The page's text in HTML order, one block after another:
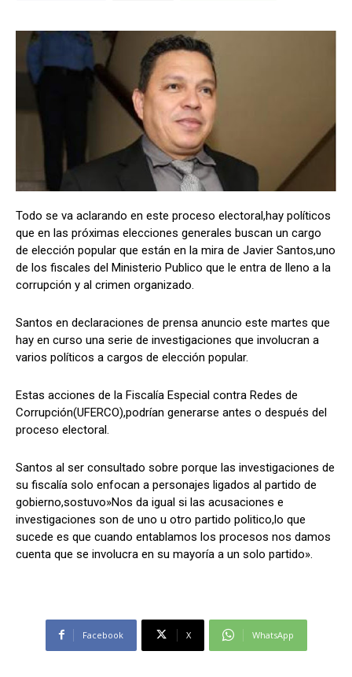
Noticias
Contáctenos
Suscríbase a nuestro boletín
Manténgase informado de nuestro contenido, recibiendo
noticias directamente en su correo electrónico.
Suscribirse
Comparta
Facebook X WhatsApp
Síganos
Noticias
Contáctenos
Suscríbase a nuestro boletín
Manténgase informado de nuestro contenido, recibiendo
noticias directamente en su correo electrónico.
Suscribirse
Comparta
Facebook X WhatsApp
Síganos
Todo se va aclarando en este proceso electoral,hay políticos
que en las próximas elecciones generales buscan un cargo
de elección popular que están en la mira de Javier Santos,uno
de los fiscales del Ministerio Publico que le entra de lleno a la
corrupción y al crimen organizado.
Santos en declaraciones de prensa anuncio este martes que
hay en curso una serie de investigaciones que involucran a
varios políticos a cargos de elección popular.
Estas acciones de la Fiscalía Especial contra Redes de
Corrupción(UFERCO),podrían generarse antes o después del
proceso electoral.
Santos al ser consultado sobre porque las investigaciones de
su fiscalía solo enfocan a personajes ligados al partido de
gobierno,sostuvo»Nos da igual si las acusaciones e
investigaciones son de uno u otro partido politico,lo que
sucede es que cuando entablamos los procesos nos damos
cuenta que se involucra en su mayoría a un solo partido».
Facebook X WhatsApp